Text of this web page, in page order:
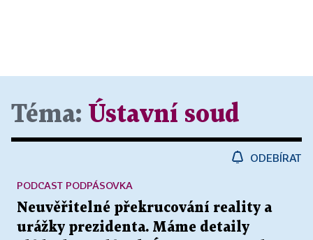
Téma: Ústavní soud
ODEBÍRAT
Neuvěřitelné překrucování reality a
urážky prezidenta. Máme detaily
PODCAST PODPÁSOVKA